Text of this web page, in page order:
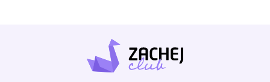
akty, které jsou důležité pro pochopení
mechanismu zástav na církevní statky, stejně
jako edice vybraných listin a pramenů.